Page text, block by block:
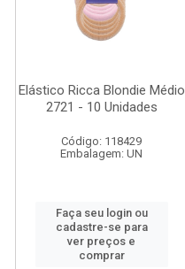
Elástico Ricca Blondie Médio
2721 - 10 Unidades
Código: 118429
Embalagem: UN
Faça seu login ou
cadastre-se para
ver preços e
comprar